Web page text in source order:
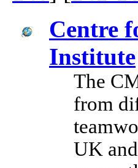
Centre
Institute
The
from
UK